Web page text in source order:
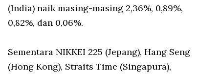
(India) naik masing-masing 2,36%, 0,89%,
0,82%, dan 0,06%.
Sementara NIKKEI 225 (Jepang), Hang Seng
(Hong Kong), Straits Time (Singapura),